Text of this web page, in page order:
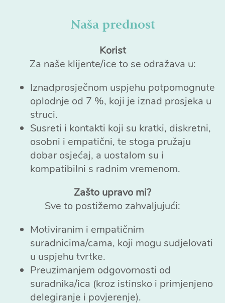
Naša prednost
Korist
Za naše klijente/ice to se odražava u:
Iznadprosječnom uspjehu potpomognute
oplodnje od 7 %, koji je iznad prosjeka u
struci.
Susreti i kontakti koji su kratki, diskretni,
osobni i empatični, te stoga pružaju
dobar osjećaj, a uostalom su i
kompatibilni s radnim vremenom.
Zašto upravo mi?
Sve to postižemo zahvaljujući:
Motiviranim i empatičnim
suradnicima/cama, koji mogu sudjelovati
u uspjehu tvrtke.
Preuzimanjem odgovornosti od
suradnika/ica (kroz istinsko i primjenjeno
delegiranje i povjerenje).